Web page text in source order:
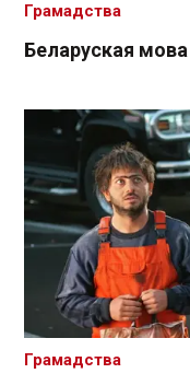
Беларуская
Грамадства
Грамадства